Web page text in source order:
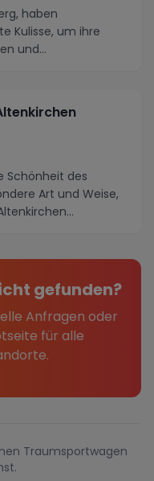
haben
Kulisse, um ihre
und
Schönheit des
Art und Weise,
gefunden?
Anfragen oder
für alle
Traumsportwagen